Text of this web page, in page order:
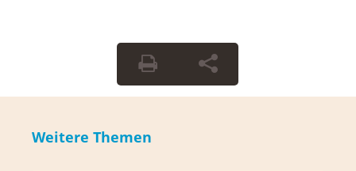
Weitere Themen